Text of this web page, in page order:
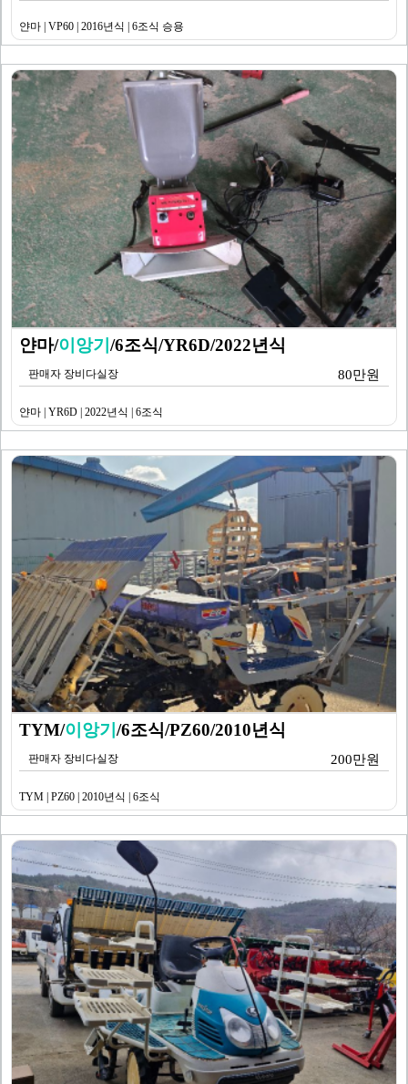
얀마 | VP60 | 2016년식 | 6조식 승용
얀마/이앙기/6조식/YR6D/2022년식
판매자 장비다실장 80만원
얀마 | YR6D | 2022년식 | 6조식
TYM/이앙기/6조식/PZ60/2010년식
판매자 장비다실장 200만원
TYM | PZ60 | 2010년식 | 6조식